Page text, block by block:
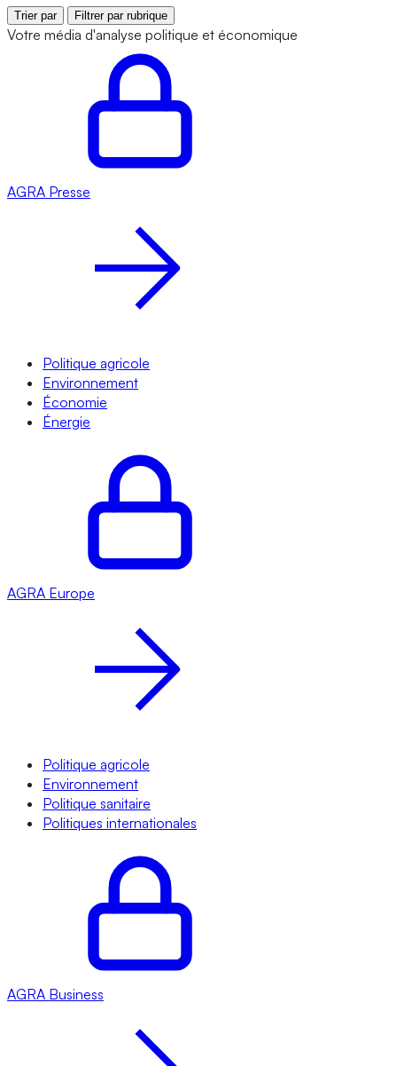
Trier par Filtrer par rubrique
Votre média d'analyse politique et économique
AGRA Presse
Politique agricole
Environnement
Économie
Énergie
AGRA Europe
Politique agricole
Environnement
Politique sanitaire
Politiques internationales
AGRA Business